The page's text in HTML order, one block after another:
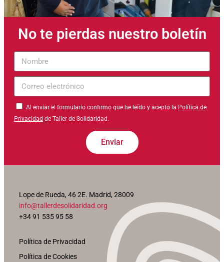
No te pierdas nuestro boletín
Al enviar el formulario confirmo que he leído y acepto la Política de
Privacidad de Taller de Solidaridad.
Enviar
Lope de Rueda, 46 2E. Madrid, 28009
info@tallerdesolidaridad.org
+34 91 535 95 58
Política de Privacidad
Política de Cookies